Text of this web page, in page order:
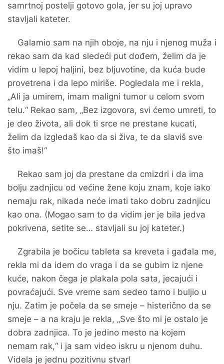
samrtnoj postelji gotovo gola, jer su joj upravo
stavljali kateter.
Galamio sam na njih oboje, na nju i njenog muža i
rekao sam da kad sledeći put dođem, želim da je
vidim u lepoj haljini, bez bljuvotine, da kuća bude
provetrena i da lepo miriše. Pogledala me i rekla,
„Ali ja umirem, imam maligni tumor u celom svom
telu.“ Rekao sam, „Bez izgovora, svi ćemo umreti, to
je deo života, ali dok ti srce ne prestane kucati,
želim da izgledaš kao da si živa, te da slaviš sve
što imaš!“
Rekao sam joj da prestane da cmizdri i da ima
bolju zadnjicu od većine žene koju znam, koje iako
nemaju rak, nikada neće imati tako dobru zadnjicu
kao ona. (Mogao sam to da vidim jer je bila jedva
pokrivena, setite se… stavljali su joj kateter.)
Zgrabila je bočicu tableta sa kreveta i gađala me,
rekla mi da idem do vraga i da se gubim iz njene
kuće, nakon čega je plakala pola sata, jecajući i
povraćajući. Sve vreme sam sedeo tamo i buljio u
nju. Zatim je počela da se smeje – histerično da se
smeje – a na kraju je rekla, „Sve što mi je ostalo je
dobra zadnjica. To je jedino mesto na kojem
nemam rak,“ i ja sam video iskru u njenom duhu.
Videla je jednu pozitivnu stvar!